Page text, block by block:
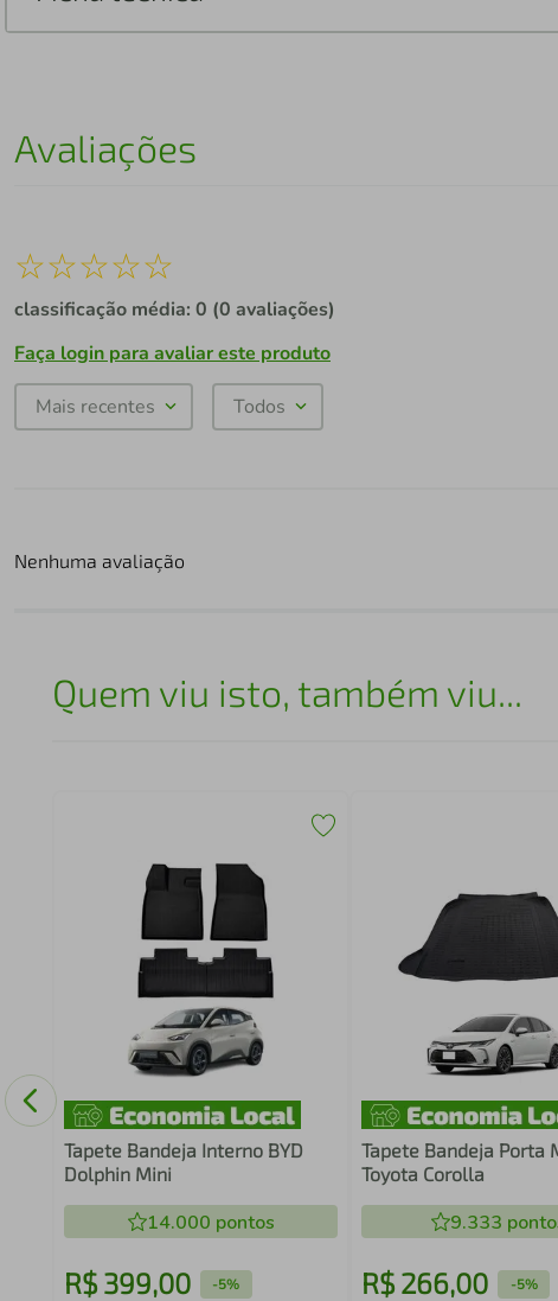
Avaliações
☆☆☆☆☆
classificação média: 0 (0 avaliações)
Faça login para avaliar este produto
Mais recentes Todos
Nenhuma avaliação
Quem viu isto, também viu...
Tapete Bandeja Interno BYD
Dolphin Mini
14.000 pontos
R$ 399,00 -5%
Tapete Bandeja Porta
Toyota Corolla
9.333
R$ 266,00 -5%